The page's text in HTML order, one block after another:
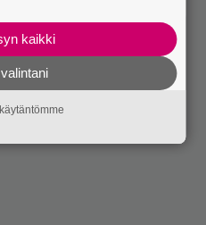
kaikki